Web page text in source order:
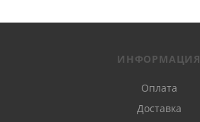
ИНФОРМАЦИЯ
Оплата
Доставка